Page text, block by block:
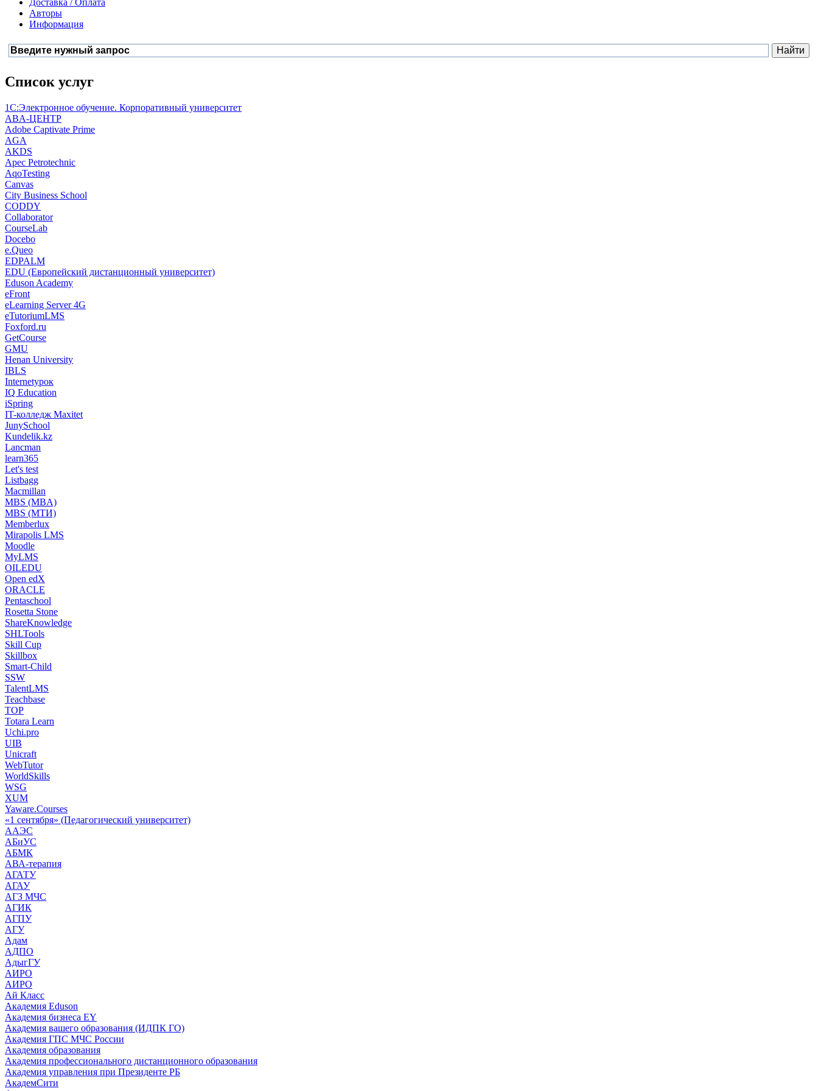
Доставка / Оплата
Авторы
Информация
Список услуг
1С:Электронное обучение. Корпоративный университет
ABA-ЦЕНТР
Adobe Captivate Prime
AGA
AKDS
Apec Petrotechnic
AqoTesting
Canvas
City Business School
CODDY
Collaborator
CourseLab
Docebo
e.Queo
EDPALM
EDU (Европейский дистанционный университет)
Eduson Academy
eFront
eLearning Server 4G
eTutoriumLMS
Foxford.ru
GetCourse
GMU
Henan University
IBLS
Internetурок
IQ Education
iSpring
IT-колледж Maxitet
JunySchool
Kundelik.kz
Lancman
learn365
Let's test
Listbagg
Macmillan
MBS (MBA)
MBS (МТИ)
Memberlux
Mirapolis LMS
Moodle
MyLMS
OILEDU
Open edX
ORACLE
Pentaschool
Rosetta Stone
ShareKnowledge
SHLTools
Skill Cup
Skillbox
Smart-Child
SSW
TalentLMS
Teachbase
TOP
Totara Learn
Uchi.pro
UIB
Unicraft
WebTutor
WorldSkills
WSG
XUM
Yaware.Courses
«1 сентября» (Педагогический университет)
ААЭС
АБиУС
АБМК
АВА-терапия
АГАТУ
АГАУ
АГЗ МЧС
АГИК
АГПУ
АГУ
Адам
АДПО
АдыгГУ
АИРО
АИРО
Ай Класс
Академия Eduson
Академия бизнеса EY
Академия вашего образования (ИДПК ГО)
Академия ГПС МЧС России
Академия образования
Академия профессионального дистанционного образования
Академия управления при Президенте РБ
АкадемСити